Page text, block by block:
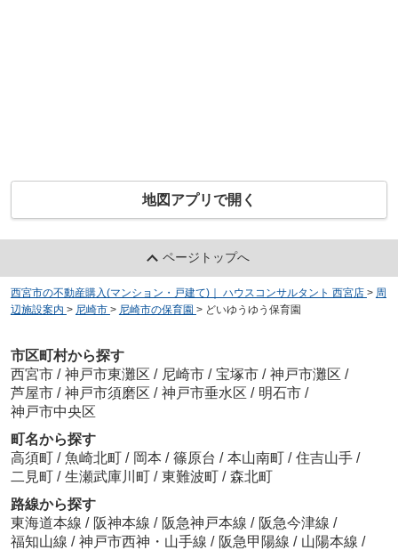
地図アプリで開く
ページトップへ
西宮市の不動産購入(マンション・戸建て)｜ ハウスコンサルタント 西宮店 > 周
辺施設案内 > 尼崎市 > 尼崎市の保育園 > どいゆうゆう保育園
市区町村から探す
西宮市 / 神戸市東灘区 / 尼崎市 / 宝塚市 / 神戸市灘区 /
芦屋市 / 神戸市須磨区 / 神戸市垂水区 / 明石市 /
神戸市中央区
町名から探す
高須町 / 魚崎北町 / 岡本 / 篠原台 / 本山南町 / 住吉山手 /
二見町 / 生瀬武庫川町 / 東難波町 / 森北町
路線から探す
東海道本線 / 阪神本線 / 阪急神戸本線 / 阪急今津線 /
福知山線 / 神戸市西神・山手線 / 阪急甲陽線 / 山陽本線 /